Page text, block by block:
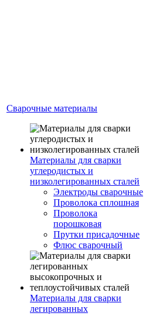
Сварочные материалы
Материалы для сварки
углеродистых и
низколегированных сталей
Электроды сварочные
Проволока сплошная
Проволока
порошковая
Прутки присадочные
Флюс сварочный
Материалы для сварки
легированных